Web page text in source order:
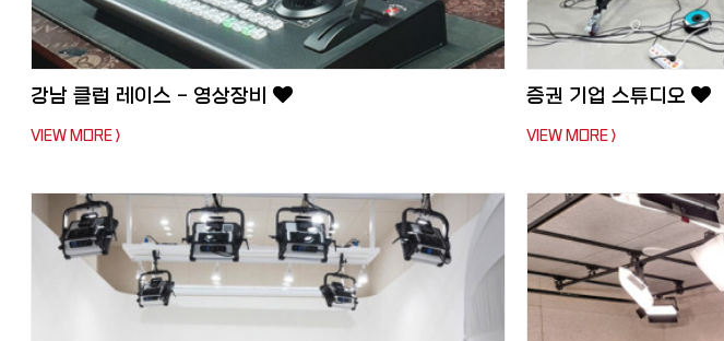
강남 클럽 레이스 - 영상장비
VIEW MORE >
증권 기업 스튜디오
VIEW MORE >